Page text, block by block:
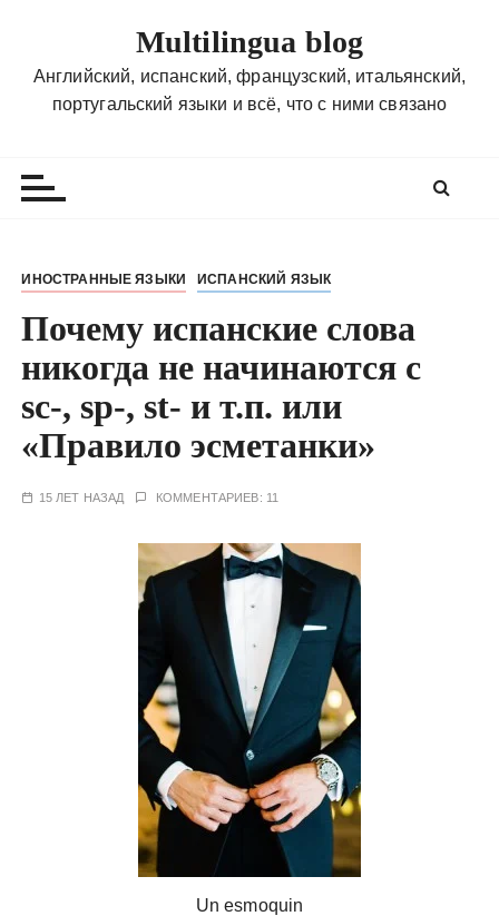
Multilingua blog
Английский, испанский, французский, итальянский,
португальский языки и всё, что с ними связано
ИНОСТРАННЫЕ ЯЗЫКИ ИСПАНСКИЙ ЯЗЫК
Почему испанские слова
никогда не начинаются с
sc-, sp-, st- и т.п. или
«Правило эсметанки»
15 ЛЕТ НАЗАД КОММЕНТАРИЕВ: 11
Un esmoquin